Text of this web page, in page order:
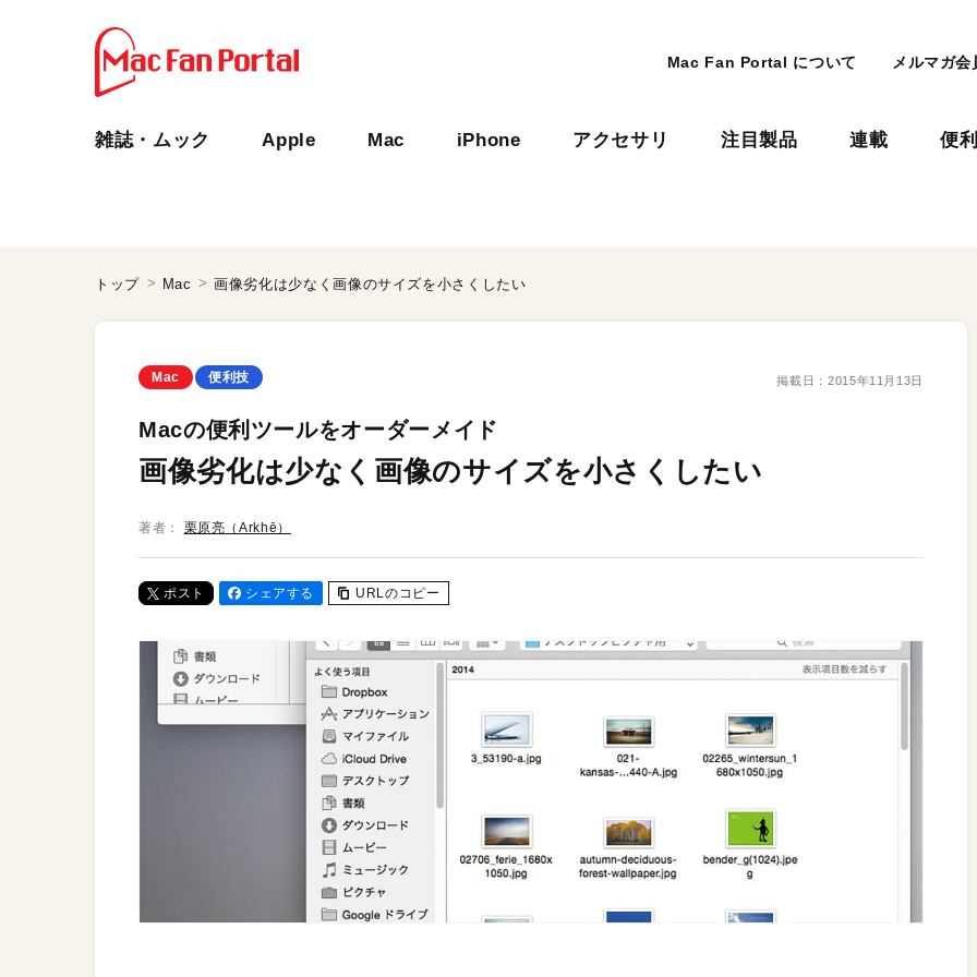
Mac Fan Portal について メルマガ会
雑誌・ムック Apple Mac iPhone アクセサリ 注目製品 連載 便
トップ Mac 画像劣化は少なく画像のサイズを小さくしたい
Mac 便利技 掲載日： 2015年11月13日
Macの便利ツールをオーダーメイド
画像劣化は少なく画像のサイズを小さくしたい
著者： 栗原亮（Arkhē）
ポスト シェアする URLのコピー